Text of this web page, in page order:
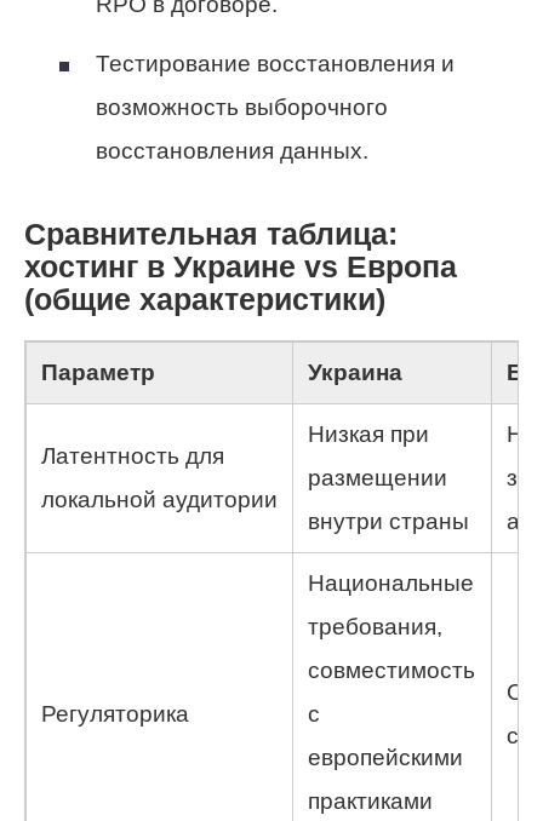
Тестирование восстановления и
возможность выборочного
восстановления данных.
Сравнительная таблица:
хостинг в Украине vs Европа
(общие характеристики)
Параметр Украина
Латентность для
локальной аудитории
Низкая при
размещении
внутри страны
Регуляторика
Национальные
требования,
совместимость
с
европейскими
практиками